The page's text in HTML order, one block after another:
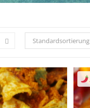
Standardsortierung